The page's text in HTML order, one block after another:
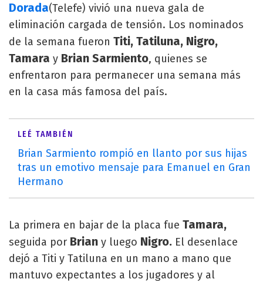
Dorada(Telefe) vivió una nueva gala de
eliminación cargada de tensión. Los nominados
de la semana fueron Titi, Tatiluna, Nigro,
Tamara y Brian Sarmiento, quienes se
enfrentaron para permanecer una semana más
en la casa más famosa del país.
LEÉ TAMBIÉN
Brian Sarmiento rompió en llanto por sus hijas
tras un emotivo mensaje para Emanuel en Gran
Hermano
La primera en bajar de la placa fue Tamara,
seguida por Brian y luego Nigro. El desenlace
dejó a Titi y Tatiluna en un mano a mano que
mantuvo expectantes a los jugadores y al